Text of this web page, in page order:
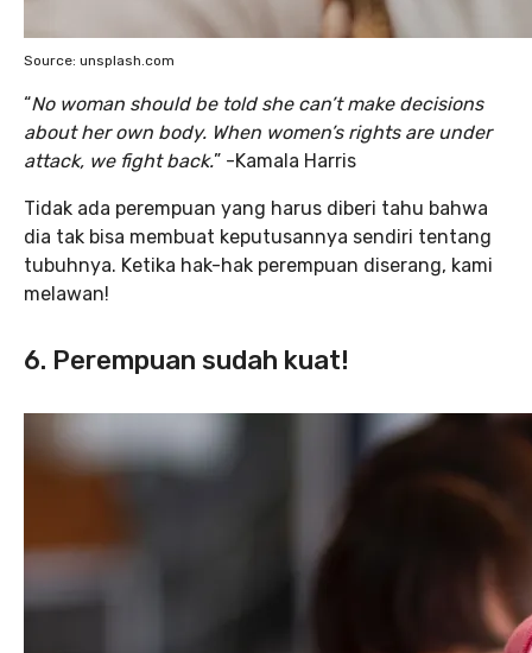
Source: unsplash.com
“No woman should be told she can’t make decisions
about her own body. When women’s rights are under
attack, we fight back.” -Kamala Harris
Tidak ada perempuan yang harus diberi tahu bahwa
dia tak bisa membuat keputusannya sendiri tentang
tubuhnya. Ketika hak-hak perempuan diserang, kami
melawan!
6. Perempuan sudah kuat!